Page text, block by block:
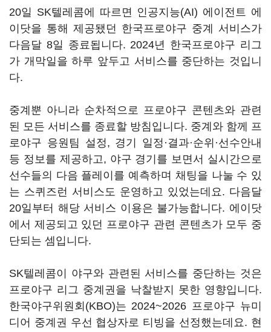
20일 SK텔레콤에 따르면 인공지능(AI) 에이전트 에
이닷을 통해 제공됐던 한국프로야구 중계 서비스가
다음달 8일 종료됩니다. 2024년 한국프로야구 리그
가 개막일을 하루 앞두고 서비스를 중단하는 것입니
다.
중계뿐 아니라 순차적으로 프로야구 콘텐츠와 관련
된 모든 서비스를 종료할 방침입니다. 중계와 함께 프
로야구 응원팀 설정, 경기 일정·결과·순위·선수안내
등 정보를 제공하고, 야구 경기를 보면서 실시간으로
선수들의 다음 플레이를 예측하며 채팅을 나눌 수 있
는 스퀴즈런 서비스도 운영하고 있었는데요. 다음달
20일부터 해당 서비스 이용은 불가능합니다. 에이닷
에서 제공되고 있던 프로야구 관련 콘텐츠가 모두 중
단되는 셈입니다.
SK텔레콤이 야구와 관련된 서비스를 중단하는 것은
프로야구 리그 중계권을 낙찰받지 못한 영향입니다.
한국야구위원회(KBO)는 2024~2026 프로야구 뉴미
디어 중계권 우선 협상자로 티빙을 선정했는데요. 현